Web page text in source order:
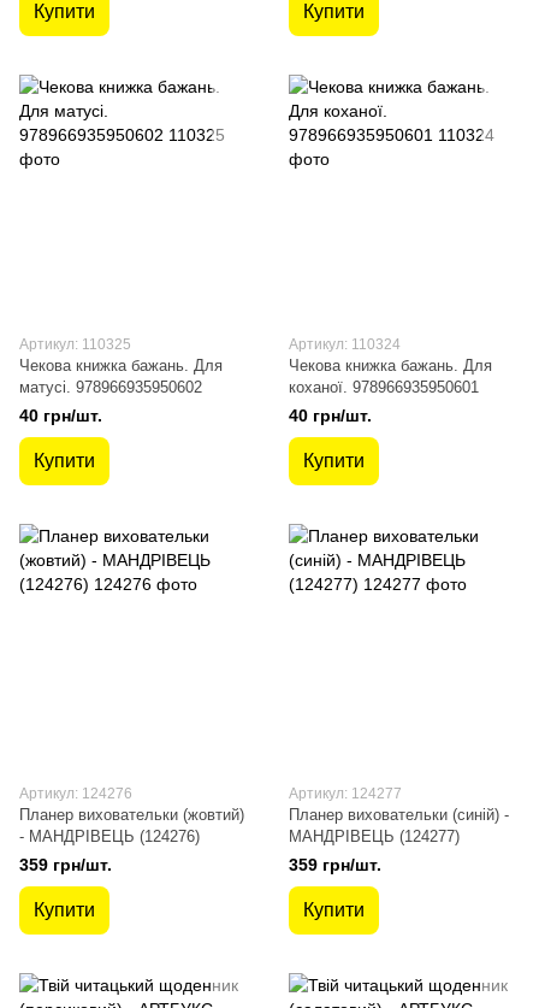
Купити Купити
Артикул: 110325
Чекова книжка бажань. Для
матусі. 978966935950602
40 грн/шт.
Купити
Артикул: 110324
Чекова книжка бажань. Для
коханої. 978966935950601
40 грн/шт.
Купити
Артикул: 124276
Планер виховательки (жовтий)
- МАНДРІВЕЦЬ (124276)
359 грн/шт.
Купити
Артикул: 124277
Планер виховательки (синій) -
МАНДРІВЕЦЬ (124277)
359 грн/шт.
Купити